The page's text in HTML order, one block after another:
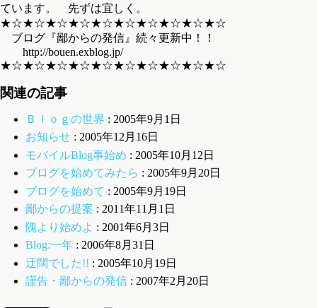
ています。 先ずは宜しく。
★☆★☆★☆★☆★☆★☆★☆★☆★☆★☆
ブログ『鄙からの発信』続々更新中！！
http://bouen.exblog.jp/
★☆★☆★☆★☆★☆★☆★☆★☆★☆★☆
関連の記事
Ｂｌｏｇの世界 : 2005年9月1日
お知らせ: 2005年12月16日
モバイルBlog事始め : 2005年10月12日
ブログを始めてみたら : 2005年9月20日
ブログを始めて : 2005年9月19日
鄙からの提案 : 2011年11月1日
隗より始めよ : 2001年6月3日
Blog:一年: 2006年8月31日
迂闊でした!! : 2005年10月19日
謹告・鄙からの発信: 2007年2月20日